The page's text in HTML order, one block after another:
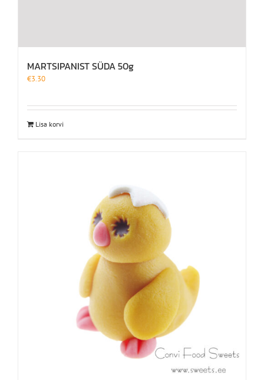
MARTSIPANIST SÜDA 50g
€3.30
Lisa korvi